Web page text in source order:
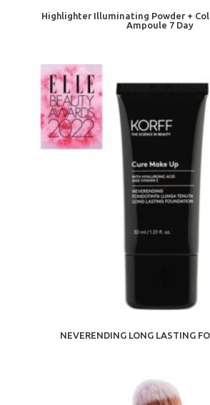
Highlighter Illuminating Powder +
Ampoule 7 Day
NEVERENDING LONG LASTING